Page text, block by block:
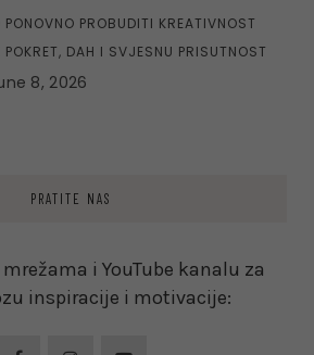
PONOVNO PROBUDITI KREATIVNOST
POKRET, DAH I SVJESNU PRISUTNOST
8, 2026
PRATITE NAS
i YouTube kanalu za
inspiracije i motivacije: